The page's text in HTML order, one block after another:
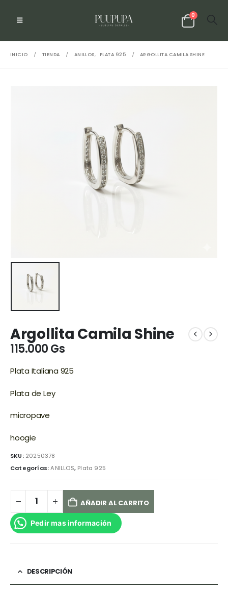
0
INICIO TIENDA ANILLOS, PLATA 925 ARGOLLITA CAMILA SHINE
Argollita Camila Shine
115.000Gs
Plata Italiana 925
Plata de Ley
micropave
hoogie
SKU: 20250378
Categorías:ANILLOS, Plata 925
AÑADIR AL CARRITO
Pedir mas información
DESCRIPCIÓN